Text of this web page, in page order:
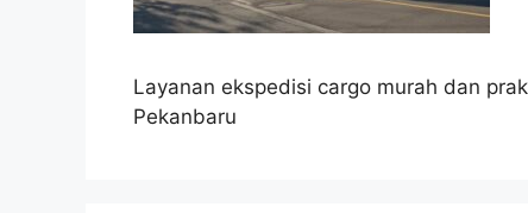
Layanan ekspedisi cargo murah dan
Pekanbaru